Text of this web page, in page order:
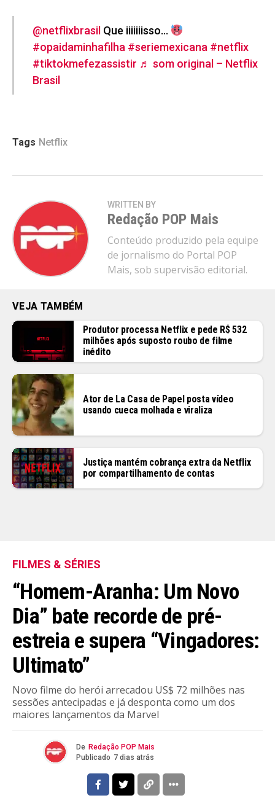
@netflixbrasil Que iiiiiiisso…
#opaidaminhafilha #seriemexicana #netflix
#tiktokmefezassistir ♬ som original – Netflix
Brasil
Tags Netflix
WRITTEN BY
Redação POP Mais
Conteúdo produzido pela equipe
de jornalismo do Portal POP
Mais, sob supervisão editorial.
VEJA TAMBÉM
Produtor processa Netflix e pede R$ 532
milhões após suposto roubo de filme
inédito
Ator de La Casa de Papel posta vídeo
usando cueca molhada e viraliza
Justiça mantém cobrança extra da Netflix
por compartilhamento de contas
FILMES & SÉRIES
“Homem-Aranha: Um Novo
Dia” bate recorde de pré-
estreia e supera “Vingadores:
Ultimato”
Novo filme do herói arrecadou US$ 72 milhões nas
sessões antecipadas e já desponta como um dos
maiores lançamentos da Marvel
De Redação POP Mais
Publicado 7 dias atrás